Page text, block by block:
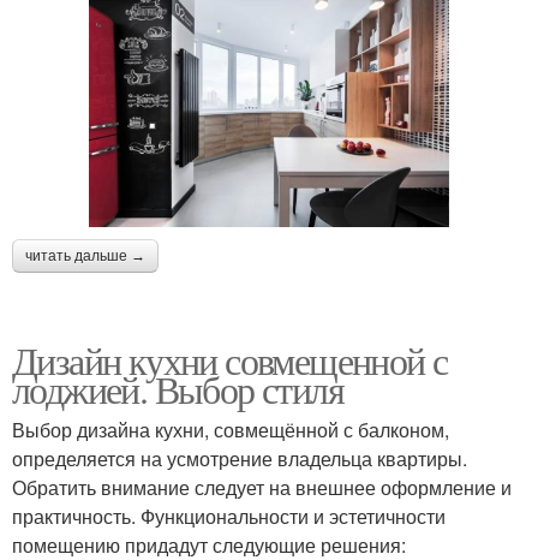
читать дальше →
Дизайн кухни совмещенной с
лоджией. Выбор стиля
Выбор дизайна кухни, совмещённой с балконом,
определяется на усмотрение владельца квартиры.
Обратить внимание следует на внешнее оформление и
практичность. Функциональности и эстетичности
помещению придадут следующие решения: